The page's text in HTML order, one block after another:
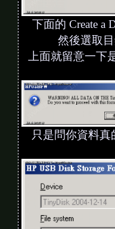
下面的 Create a
然後選取
上面就留意一下
只是問你資料